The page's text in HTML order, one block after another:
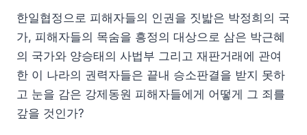
한일협정으로 피해자들의 인권을 짓밟은 박정희의 국
가, 피해자들의 목숨을 흥정의 대상으로 삼은 박근혜
의 국가와 양승태의 사법부 그리고 재판거래에 관여
한 이 나라의 권력자들은 끝내 승소판결을 받지 못하
고 눈을 감은 강제동원 피해자들에게 어떻게 그 죄를
갚을 것인가?